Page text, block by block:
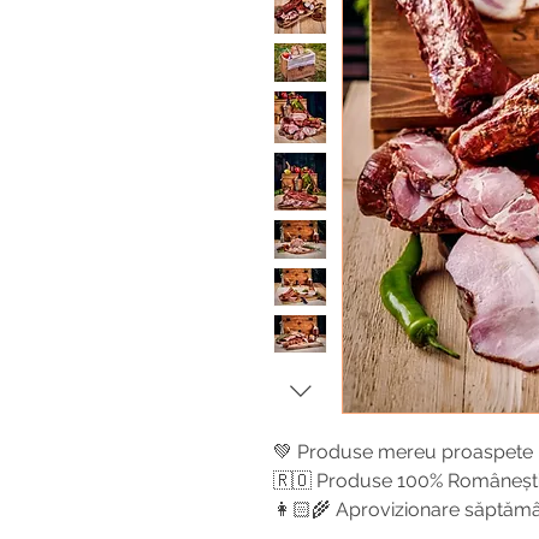
💚 Produse mereu proaspete
🇷🇴 Produse 100%
👩🏻‍🌾 Aprovizionare